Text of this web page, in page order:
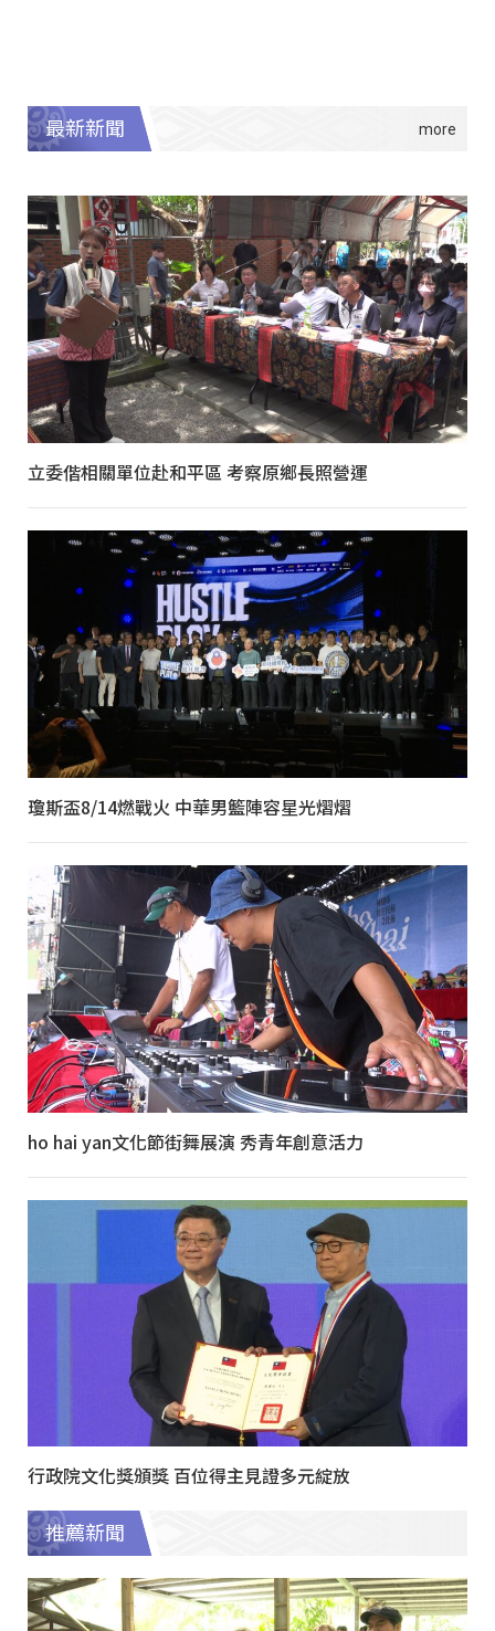
最新新聞
立委偕相關單位赴和平區 考察原鄉長照營運
瓊斯盃8/14燃戰火 中華男籃陣容星光熠熠
ho hai yan文化節街舞展演 秀青年創意活力
行政院文化獎頒獎 百位得主見證多元綻放
推薦新聞